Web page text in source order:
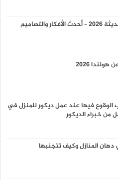
ديكورات منازل حديثة 2026 – أحدث الأفكار والتصاميم
2026
فيها عند عمل ديكور للمنزل في
المنازل وكيف تتجنبها